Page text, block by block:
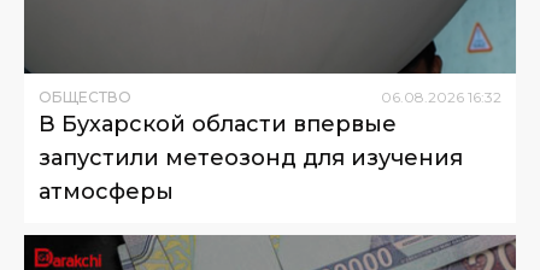
ОБЩЕСТВО 06 08 2026 16:32
В Бухарской области впервые
запустили метеозонд для изучения
атмосферы